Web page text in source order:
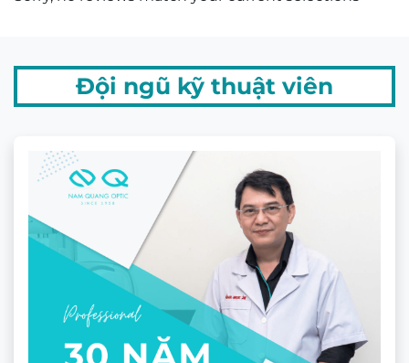
Mr. Hứa Hoàng Khải
20 năm kinh nghiệm về đo khúc xạ và mài lắp
kính.
GIẤY CHỨNG NHẬN MẮT KÍNH
CHÍNH HÃNG